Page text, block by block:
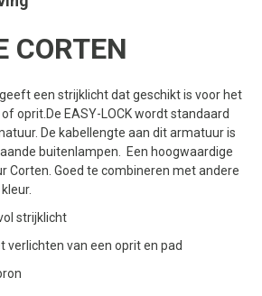
CORTEN
een strijklicht dat geschikt is voor het
oprit.De EASY-LOCK wordt standaard
De kabellengte aan dit armatuur is
buitenlampen. Een hoogwaardige
Corten. Goed te combineren met andere
strijklicht
verlichten van een oprit en pad